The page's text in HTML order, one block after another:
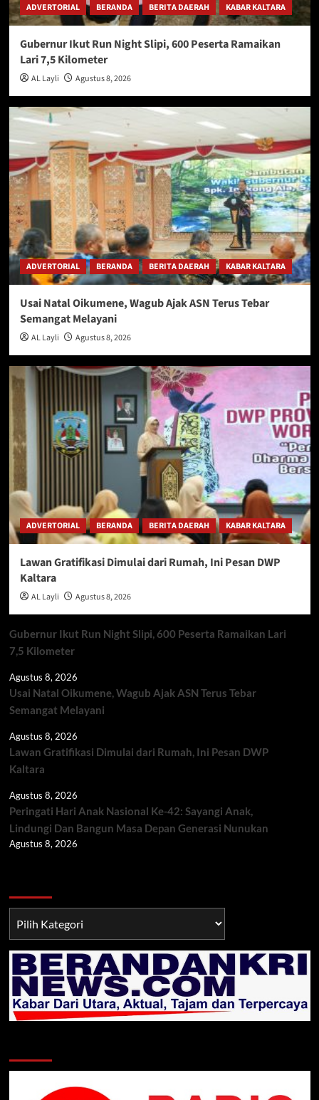
ADVERTORIAL BERANDA BERITA DAERAH KABAR KALTARA
Gubernur Ikut Run Night Slipi, 600 Peserta Ramaikan
Lari 7,5 Kilometer
AL Layli Agustus 8, 2026
ADVERTORIAL BERANDA BERITA DAERAH KABAR KALTARA
Usai Natal Oikumene, Wagub Ajak ASN Terus Tebar
Semangat Melayani
AL Layli Agustus 8, 2026
ADVERTORIAL BERANDA BERITA DAERAH KABAR KALTARA
Lawan Gratifikasi Dimulai dari Rumah, Ini Pesan DWP
Kaltara
AL Layli Agustus 8, 2026
Gubernur Ikut Run Night Slipi, 600 Peserta Ramaikan Lari
7,5 Kilometer
Agustus 8, 2026
Usai Natal Oikumene, Wagub Ajak ASN Terus Tebar
Semangat Melayani
Agustus 8, 2026
Lawan Gratifikasi Dimulai dari Rumah, Ini Pesan DWP
Kaltara
Agustus 8, 2026
Peringati Hari Anak Nasional Ke-42: Sayangi Anak,
Lindungi Dan Bangun Masa Depan Generasi Nunukan
Agustus 8, 2026
TNI/POLRI